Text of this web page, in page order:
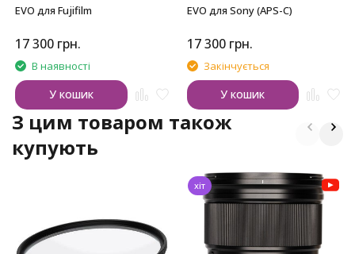
EVO для Fujifilm
17 300 грн.
В наявності
У кошик
EVO для Sony (APS-C)
17 300 грн.
Закінчується
У кошик
З цим товаром також
купують
хіт